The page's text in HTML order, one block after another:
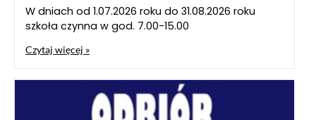
W dniach od 1.07.2026 roku do 31.08.2026 roku
szkoła czynna w god. 7.00-15.00
Czytaj więcej »